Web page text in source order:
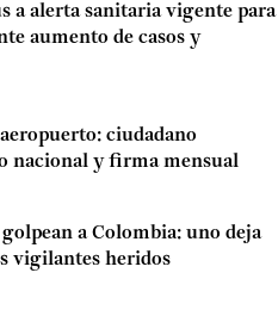
a alerta sanitaria vigente para
aumento de casos y
ciudadano
nacional y firma mensual
a Colombia: uno deja
vigilantes heridos